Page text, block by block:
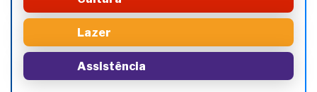
Lazer
Assistência